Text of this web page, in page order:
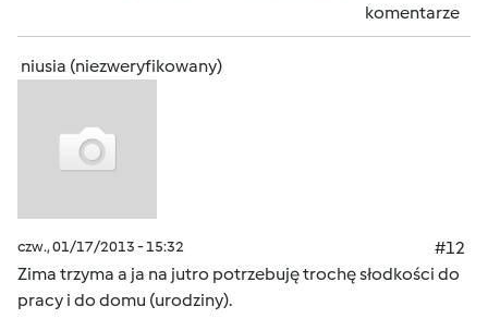
komentarze
niusia (niezweryfikowany)
czw., 01/17/2013 - 15:32
#12
Zima trzyma a ja na jutro potrzebuję trochę słodkości do
pracy i do domu (urodziny).